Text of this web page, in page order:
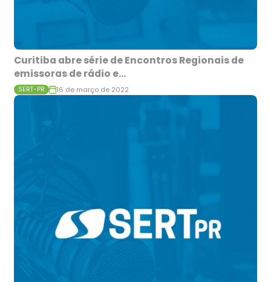
Curitiba abre série de Encontros Regionais de
emissoras de rádio e...
SERT-PR 16 de março de 2022